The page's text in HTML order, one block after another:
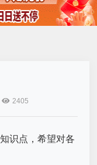
2405
识点，希望对各